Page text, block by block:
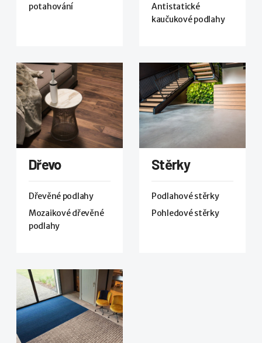
potahování
Antistatické
kaučukové podlahy
Dřevo
Dřevěné podlahy
Mozaikové dřevěné
podlahy
Stěrky
Podlahové stěrky
Pohledové stěrky